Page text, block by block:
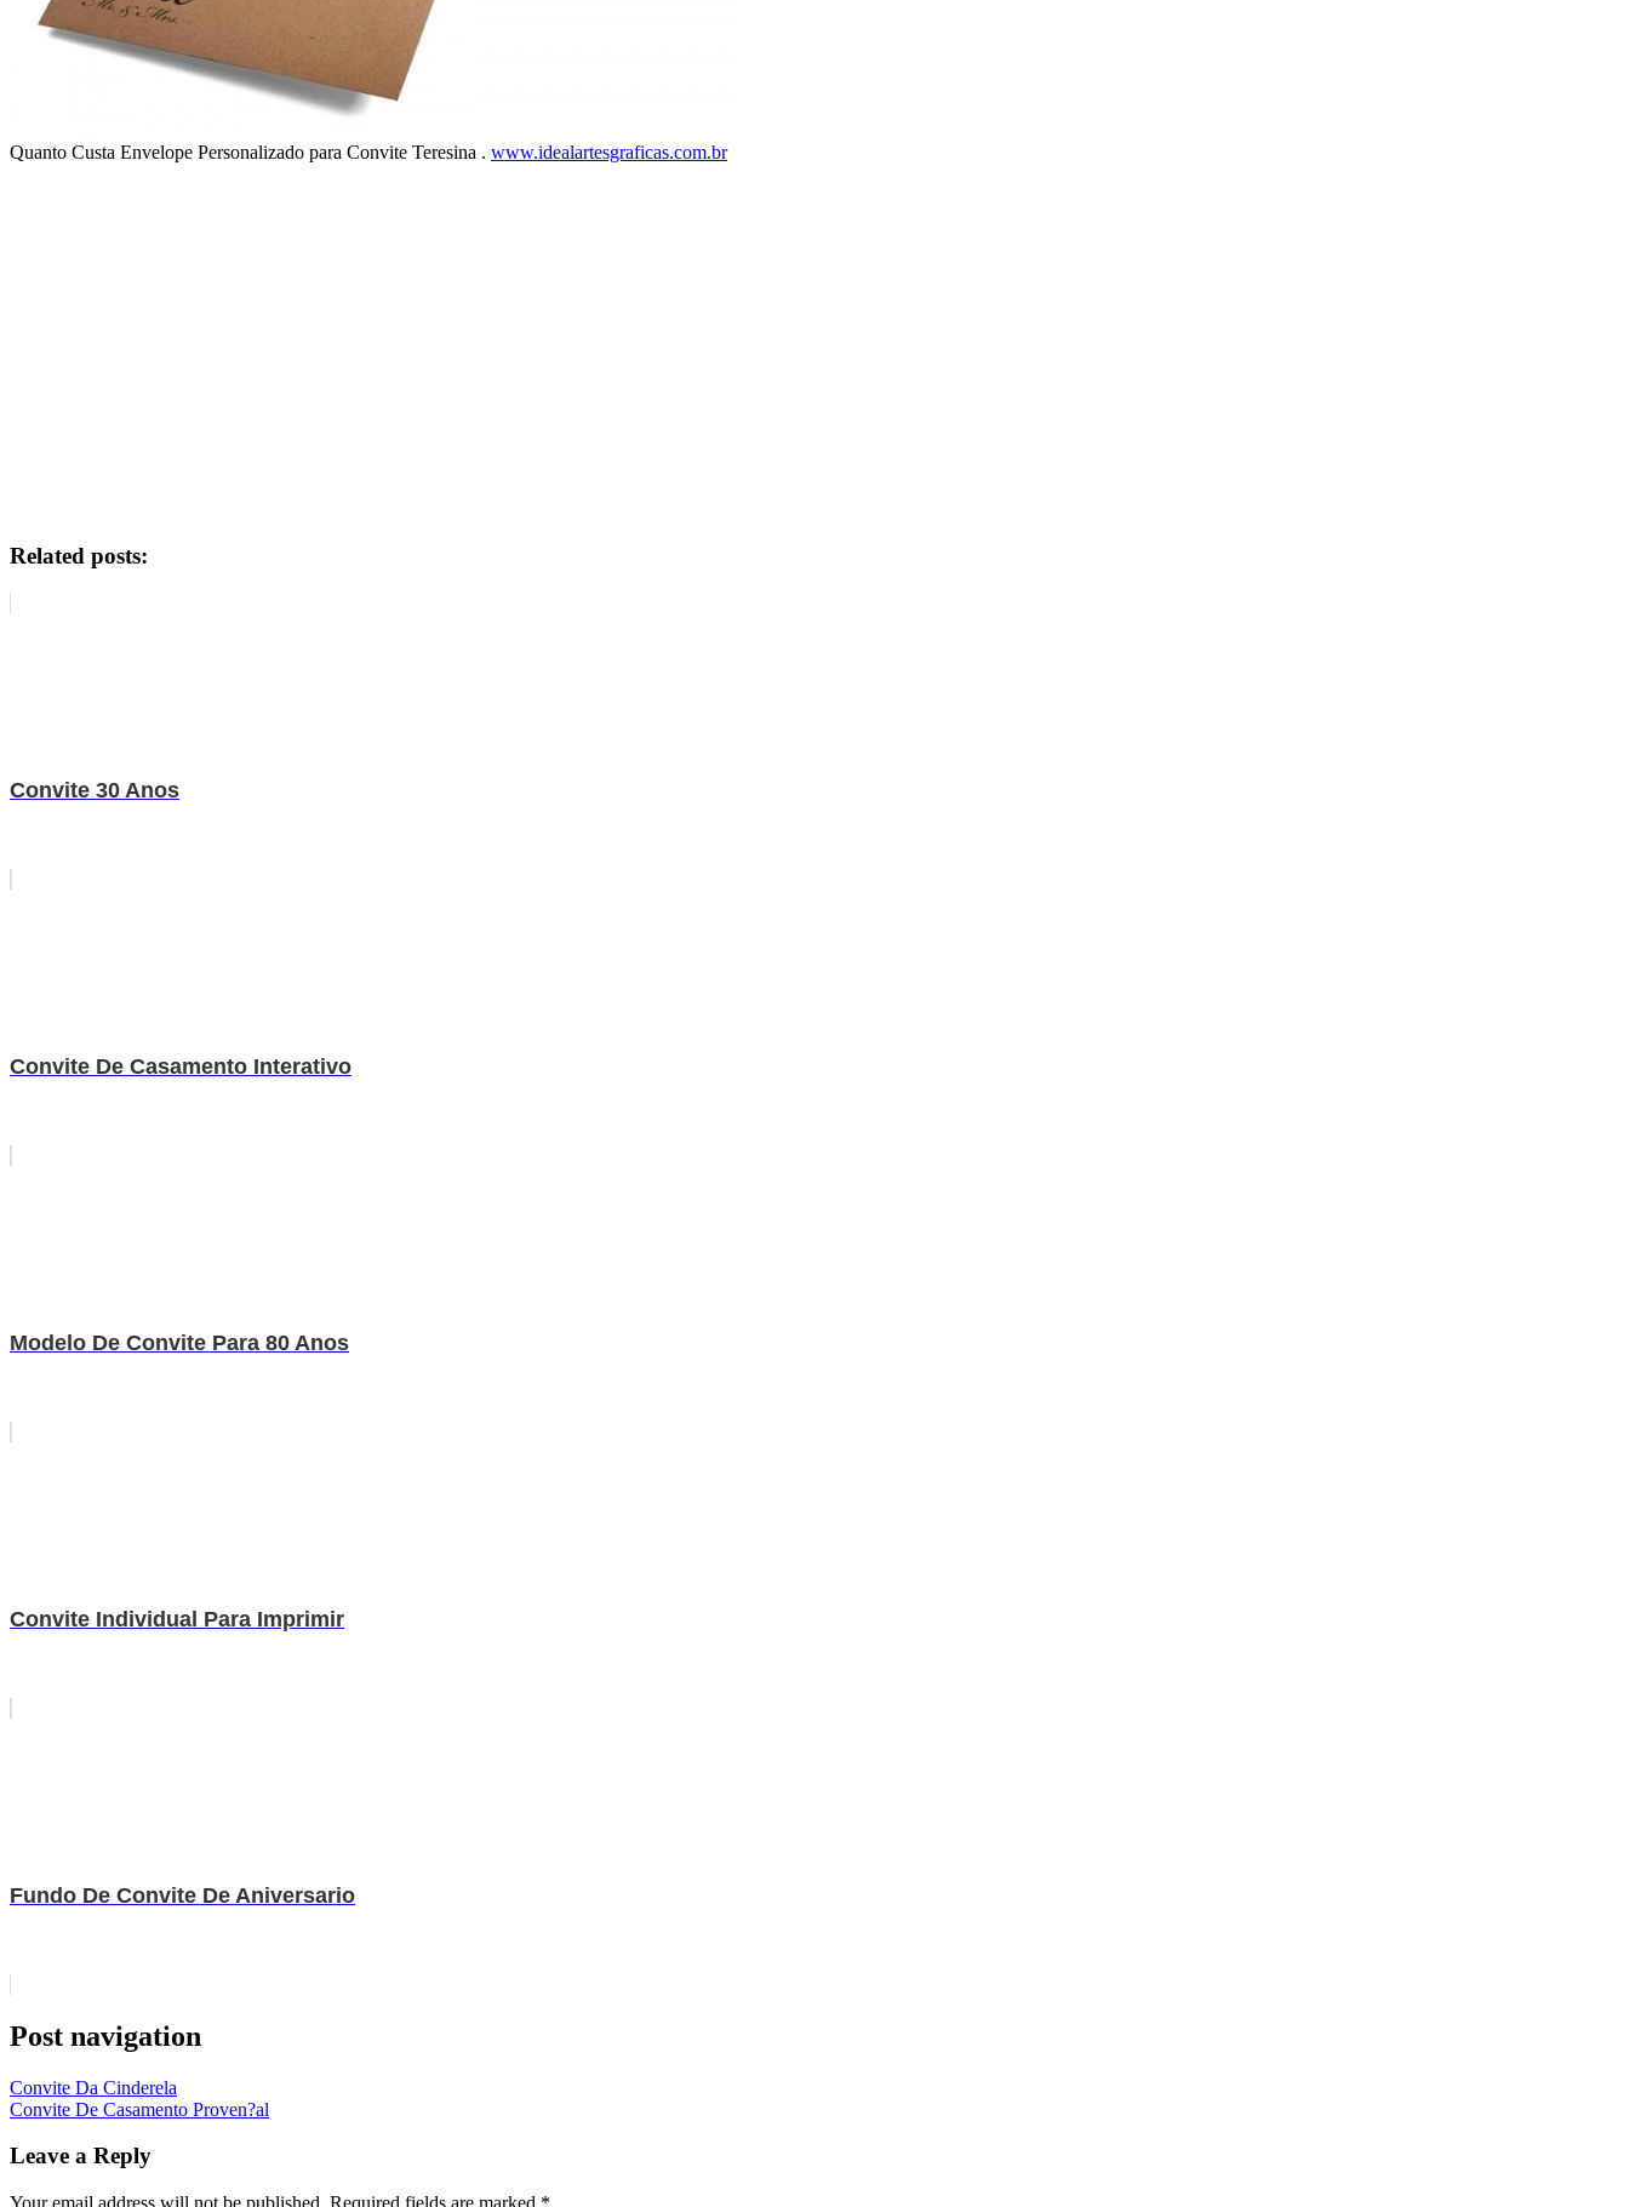
Quanto Custa Envelope Personalizado para Convite Teresina . www.idealartesgraficas.com.br
Related posts:
Convite 30 Anos
Convite De Casamento Interativo
Modelo De Convite Para 80 Anos
Convite Individual Para Imprimir
Fundo De Convite De Aniversario
Post navigation
Convite Da Cinderela
Convite De Casamento Proven?al
Leave a Reply
Your email address will not be published. Required fields are marked *